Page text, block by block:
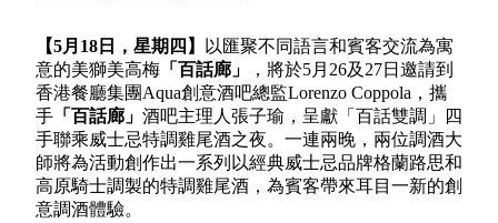
【5月 18 日，星期四】
以匯聚不同語言和賓客交流為寓
意的美獅美高梅 「百話廊」
，將於5月26及27日邀請到
香港餐廳集團Aqua創意酒吧總監Lorenzo Coppola，攜
手 「百話廊」 酒吧主理人張子瑜，呈獻「百話雙調」四
手聯乘威士忌特調雞尾酒之夜。一連兩晚，兩位調酒大
師將為活動創作出一系列以經典威士忌品牌格蘭路思和
高原騎士調製的特調雞尾酒，為賓客帶來耳目一新的創
意調酒體驗。